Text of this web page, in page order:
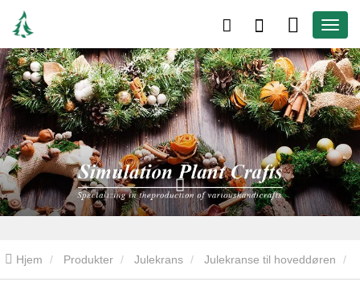
Hjem Produkter Julekrans Julekranse til hoveddøren